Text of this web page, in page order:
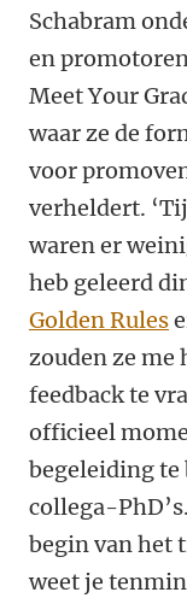
Schabram
en
Meet Your
waar ze de
voor
verheldert.
waren er
heb geleerd
Golden Rules
zouden ze me
feedback te
officieel
begeleiding te
collega-
begin van het
weet je